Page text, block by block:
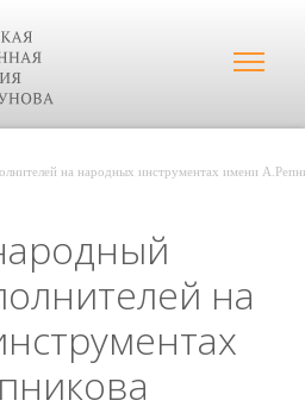
на народных инструментах имени
на